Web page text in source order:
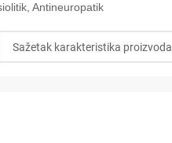
Antineuropatik
Sažetak karakteristika proizvoda